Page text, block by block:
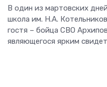
В один из мартовских
школа им. Н.А.
гостя – бойца СВО
являющегося ярким